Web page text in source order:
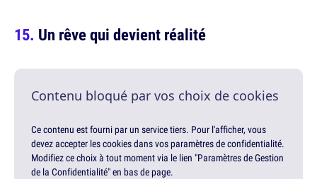
Un rêve qui devient réalité
Contenu bloqué par vos choix de cookies
Ce contenu est fourni par un service tiers. Pour l'afficher, vous
devez accepter les cookies dans vos paramètres de confidentialité.
Modifiez ce choix à tout moment via le lien "Paramètres de Gestion
de la Confidentialité" en bas de page.